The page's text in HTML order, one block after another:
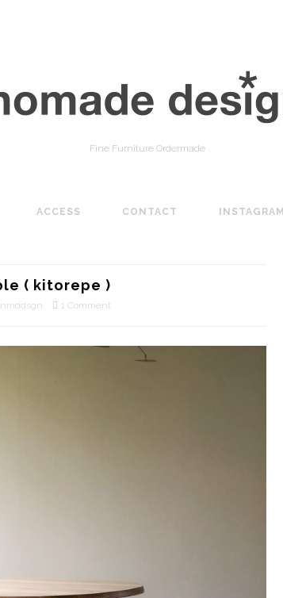
Fine Furniture Ordermade
ACCESS CONTACT INSTAGRAM
( kitorepe )
nmddsgn 1 Comment